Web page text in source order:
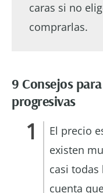
caras si no
comprarlas.
9 Consejos
progresivas
El precio
existen
casi todas
cuenta